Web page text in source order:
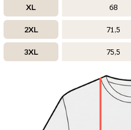
XL 68
2XL 71,5
3XL 75,5